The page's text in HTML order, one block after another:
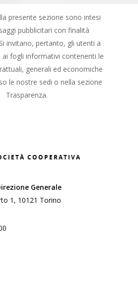
presente sezione sono intesi
pubblicitari con finalità
invitano, pertanto, gli utenti a
fogli informativi contenenti le
generali ed economiche
le nostre sedi o nella sezione
Trasparenza.
COOPERATIVA
Generale
1, 10121 Torino